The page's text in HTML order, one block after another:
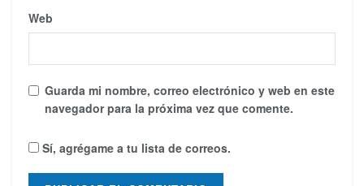
Web
Guarda mi nombre, correo electrónico y web en este
navegador para la próxima vez que comente.
Sí, agrégame a tu lista de correos.